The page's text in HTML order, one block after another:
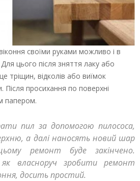
своїми руками можливо і в
цього після зняття лаку або
тріщин, відколів або виїмок
Після просихання по поверхні
папером.
пил за допомогою пилососа,
а далі наносять новий шар
ремонт буде закінчено.
власноруч зробити ремонт
досить простий.